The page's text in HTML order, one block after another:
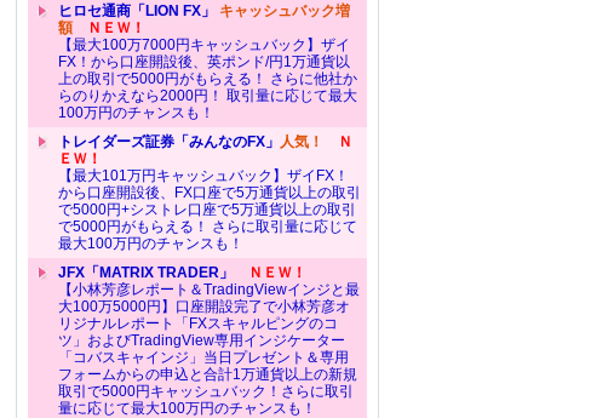
ヒロセ通商「LION FX」 キャッシュバック増
額ＮＥＷ！
【最大100万7000円キャッシュバック】ザイ
FX！から口座開設後、英ポンド/円1万通貨以
上の取引で5000円がもらえる！ さらに他社か
らのりかえなら2000円！ 取引量に応じて最大
100万円のチャンスも！
トレイダーズ証券「みんなのFX」 人気！
Ｎ
ＥＷ！
【最大101万円キャッシュバック】ザイFX！
から口座開設後、FX口座で5万通貨以上の取引
で5000円+シストレ口座で5万通貨以上の取引
で5000円がもらえる！ さらに取引量に応じて
最大100万円のチャンスも！
JFX「MATRIX TRADER」
ＮＥＷ！
【小林芳彦レポート＆TradingViewインジと最
大100万5000円】口座開設完了で小林芳彦オ
リジナルレポート「FXスキャルピングのコ
ツ」およびTradingView専用インジケーター
「コバスキャインジ」当日プレゼント＆専用
フォームからの申込と合計1万通貨以上の新規
取引で5000円キャッシュバック！さらに取引
量に応じて最大100万円のチャンスも！